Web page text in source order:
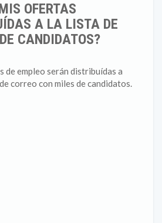
OFERTAS
A LA LISTA DE
CANDIDATOS?
de empleo serán distribuídas a
correo con miles de candidatos.